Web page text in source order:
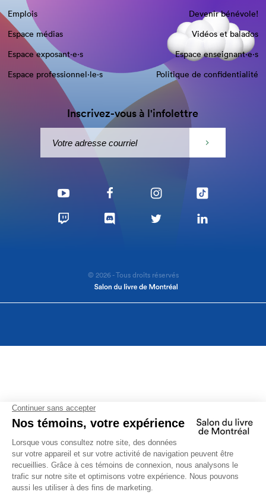
Emplois
Devenir bénévole!
Espace médias
Vidéos et balados
Espace exposant·e⋅s
Espace enseignant·e⋅s
Espace professionnel·le⋅s
Politique de confidentialité
Inscrivez-vous à l'infolettre
© 2026 - Tous droits réservés